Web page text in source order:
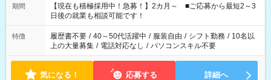
たくない」 など、ご希望を教えてくださいね。 ※Wワーク希望
の方へ 今ご覧のお仕事で希望する勤務時間と、もう1つのお仕事
の勤務時間。 合計で週40時間を超える場合は応募できません。
期間
【現在も積極採用中！急募！】2カ月～ ■ご応募から最短2～3
日後の就業も相談可能です！
特徴 履歴書不要 / 40～50代活躍中 / 服装自由 / シフト勤務 / 10名以
上の大量募集 / 電話対応なし / パソコンスキル不要
気になる！ 応募する 詳細へ